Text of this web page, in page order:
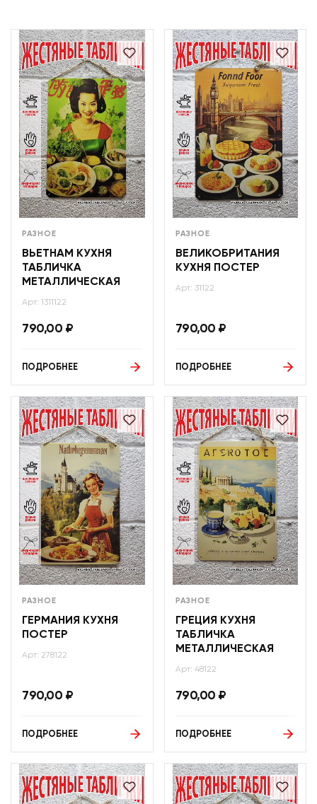
РАЗНОЕ
ВЬЕТНАМ КУХНЯ
ТАБЛИЧКА
МЕТАЛЛИЧЕСКАЯ
Арт: 1311122
790,00 ₽
ПОДРОБНЕЕ
РАЗНОЕ
ВЕЛИКОБРИТАНИЯ
КУХНЯ ПОСТЕР
Арт: 31122
790,00 ₽
ПОДРОБНЕЕ
РАЗНОЕ
ГЕРМАНИЯ КУХНЯ
ПОСТЕР
Арт: 278122
790,00 ₽
ПОДРОБНЕЕ
РАЗНОЕ
ГРЕЦИЯ КУХНЯ
ТАБЛИЧКА
МЕТАЛЛИЧЕСКАЯ
Арт: 48122
790,00 ₽
ПОДРОБНЕЕ